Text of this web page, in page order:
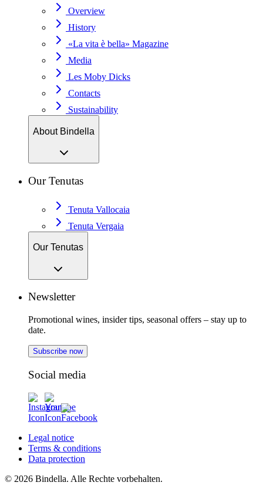
Overview
History
«La vita è bella» Magazine
Media
Les Moby Dicks
Contacts
Sustainability
About Bindella
Our Tenutas
Tenuta Vallocaia
Tenuta Vergaia
Our Tenutas
Newsletter
Promotional wines, insider tips, seasonal offers – stay up to
date.
Subscribe now
Social media
Legal notice
Terms & conditions
Data protection
© 2026 Bindella. Alle Rechte vorbehalten.